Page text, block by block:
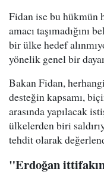
Fidan ise bu hükmün
amacı taşımadığını
bir ülke hedef
yönelik genel bir
Bakan Fidan,
desteğin kapsamı,
arasında yapılacak
ülkelerden biri
tehdit olarak
"Erdoğan